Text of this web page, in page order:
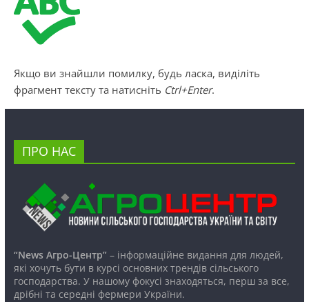
Якщо ви знайшли помилку, будь ласка, виділіть
фрагмент тексту та натисніть Ctrl+Enter.
ПРО НАС
“News Агро-Центр”– інформаційне видання для людей,
які хочуть бути в курсі основних трендів сільського
господарства. У нашому фокусі знаходяться, перш за все,
дрібні та середні фермери України.